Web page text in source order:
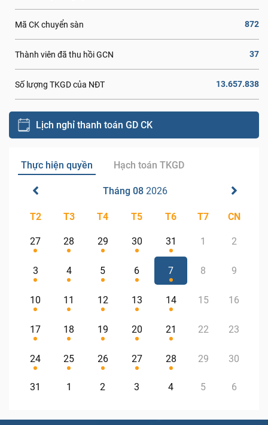
Mã CK chuyển sàn 872
Thành viên đã thu hồi GCN 37
Số lượng TKGD của NĐT 13.657.838
Lịch nghỉ thanh toán GD CK
Thực hiện quyền Hạch toán TKGD
Tháng 08 2026
T2 T3 T4 T5 T6 T7 CN
27 28 29 30 31 1 2
3 4 5 6 7 8 9
10 11 12 13 14 15 16
17 18 19 20 21 22 23
24 25 26 27 28 29 30
31 1 2 3 4 5 6